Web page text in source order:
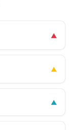
▲
▲
▲